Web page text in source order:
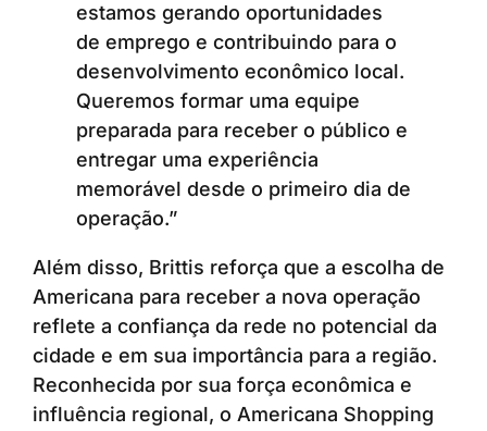
estamos gerando oportunidades
de emprego e contribuindo para o
desenvolvimento econômico local.
Queremos formar uma equipe
preparada para receber o público e
entregar uma experiência
memorável desde o primeiro dia de
operação.”
Além disso, Brittis reforça que a escolha de
Americana para receber a nova operação
reflete a confiança da rede no potencial da
cidade e em sua importância para a região.
Reconhecida por sua força econômica e
influência regional, o Americana Shopping